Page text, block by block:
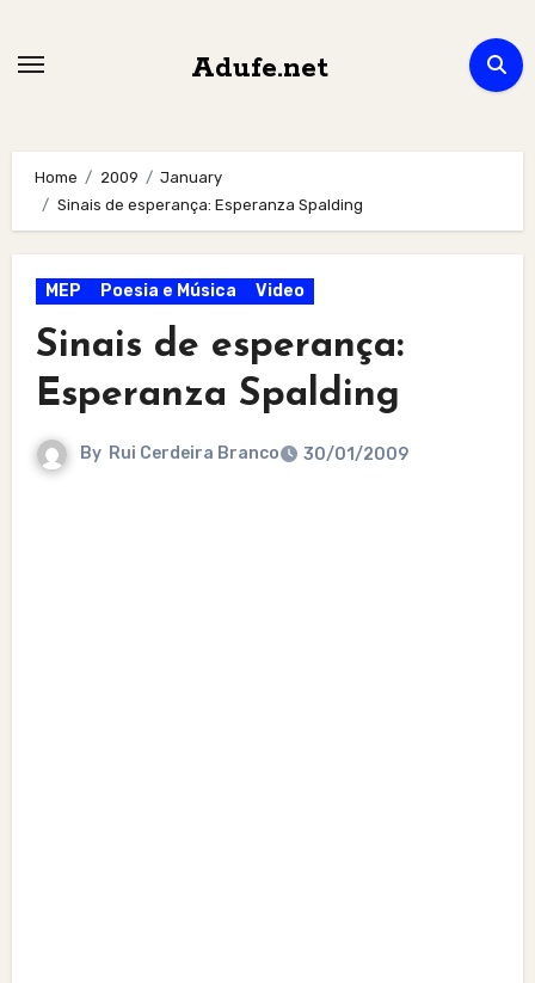
Adufe.net
Home 2009
January
Sinais de esperança: Esperanza Spalding
MEP Poesia e Música Video
Sinais de esperança:
Esperanza Spalding
By Rui Cerdeira Branco 30/01/2009